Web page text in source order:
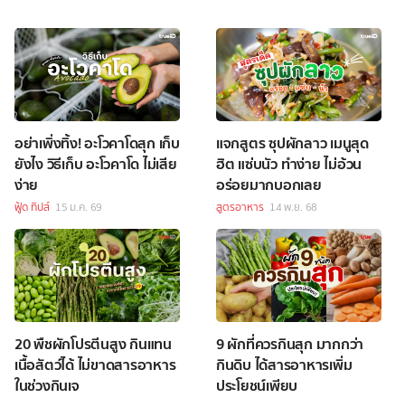
อย่าเพิ่งทิ้ง! อะโวคาโดสุก เก็บ
ยังไง วิธีเก็บ อะโวคาโด ไม่เสีย
ง่าย
ฟู้ด ทิปส์ 15 ม.ค. 69
แจกสูตร ซุปผักลาว เมนูสุด
ฮิต แซ่บนัว ทำง่าย ไม่อ้วน
อร่อยมากบอกเลย
สูตรอาหาร 14 พ.ย. 68
20 พืชผักโปรตีนสูง กินแทน
เนื้อสัตว์ได้ ไม่ขาดสารอาหาร
ในช่วงกินเจ
9 ผักที่ควรกินสุก มากกว่า
กินดิบ ได้สารอาหารเพิ่ม
ประโยชน์เพียบ